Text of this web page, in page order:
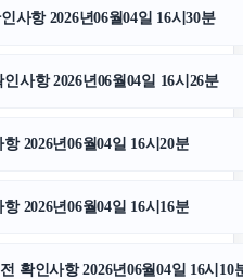
사항 2026년06월04일 16시30분
사항 2026년06월04일 16시26분
2026년06월04일 16시20분
2026년06월04일 16시16분
확인사항 2026년06월04일 16시10